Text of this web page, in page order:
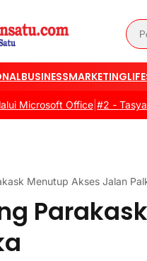
BUSINESSMARKETING
Office|#2 -Tasyakuran
Menutup Akses Jalan